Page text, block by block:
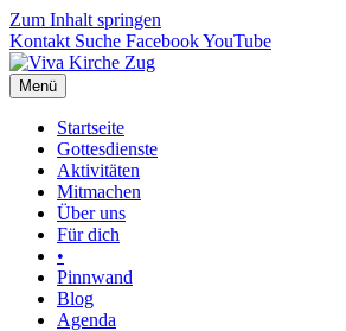
Zum Inhalt springen
Kontakt Suche FacebookYouTube
Menü
Startseite
Gottesdienste
Aktivitäten
Mitmachen
Über uns
Für dich
•
Pinnwand
Blog
Agenda